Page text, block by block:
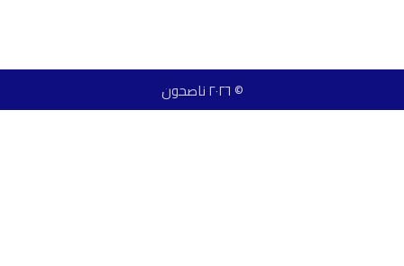
© ٢٠٢٦ ناصحون